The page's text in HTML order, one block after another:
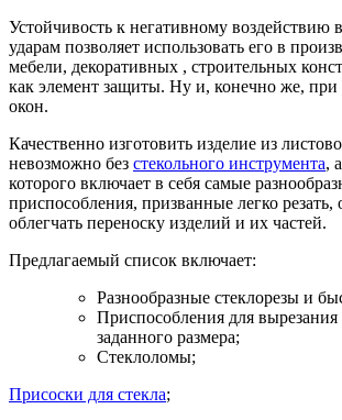
Устойчивость к негативному воздействию
ударам позволяет использовать его в
мебели, декоративных , строительных
как элемент защиты. Ну и, конечно же, при
окон.
Качественно изготовить изделие из
невозможно без стекольного инструмента,
которого включает в себя самые
приспособления, призванные легко резать,
облегчать переноску изделий и их частей.
Предлагаемый список включает:
Разнообразные стеклорезы и
Приспособления для вырезания
заданного размера;
Стеклоломы;
Присоски для стекла;